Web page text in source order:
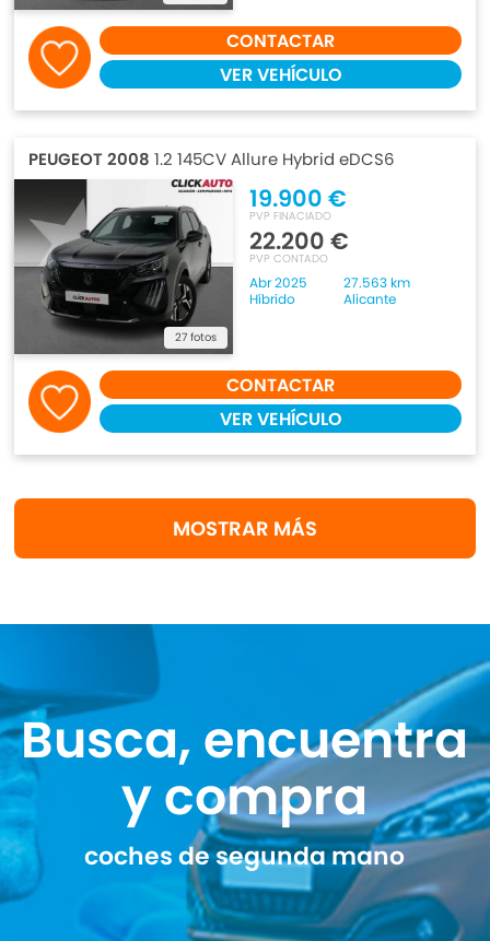
CONTACTAR
VER VEHÍCULO
PEUGEOT 2008 1.2 145CV Allure Hybrid eDCS6
27 fotos
19.900 €
PVP FINACIADO
22.200 €
PVP CONTADO
Abr 2025
27.563 km
Híbrido
Alicante
CONTACTAR
VER VEHÍCULO
MOSTRAR MÁS
Busca, encuentra
y compra
coches de segunda mano